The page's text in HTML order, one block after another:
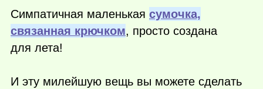
Симпатичная маленькая сумочка,
связанная крючком, просто создана
для лета!
И эту милейшую вещь вы можете сделать